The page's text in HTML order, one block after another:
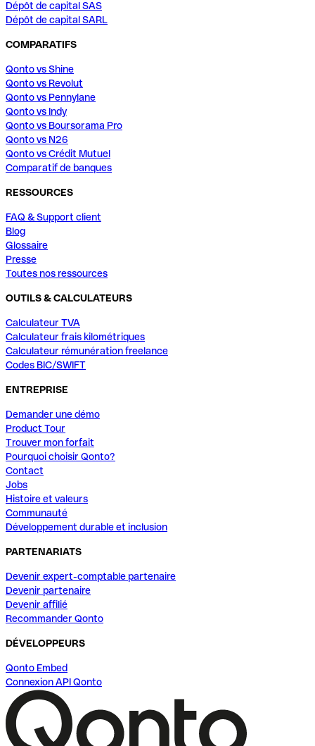
Dépôt de capital SAS
Dépôt de capital SARL
COMPARATIFS
Qonto vs Shine
Qonto vs Revolut
Qonto vs Pennylane
Qonto vs Indy
Qonto vs Boursorama Pro
Qonto vs N26
Qonto vs Crédit Mutuel
Comparatif de banques
RESSOURCES
FAQ & Support client
Blog
Glossaire
Presse
Toutes nos ressources
OUTILS & CALCULATEURS
Calculateur TVA
Calculateur frais kilométriques
Calculateur rémunération freelance
Codes BIC/SWIFT
ENTREPRISE
Demander une démo
Product Tour
Trouver mon forfait
Pourquoi choisir Qonto?
Contact
Jobs
Histoire et valeurs
Communauté
Développement durable et inclusion
PARTENARIATS
Devenir expert-comptable partenaire
Devenir partenaire
Devenir affilié
Recommander Qonto
DÉVELOPPEURS
Qonto Embed
Connexion API Qonto